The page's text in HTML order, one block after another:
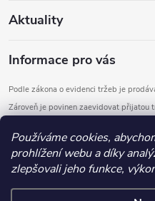
Používáme cookies,
prohlížení webu a díky
zlepšovali jeho funkce,
Aktuality
Informace pro vás
Podle zákona o evidenci tržeb je
Zároveň je povinen zaevidovat přijatou
Copyright 2026DOMYS.